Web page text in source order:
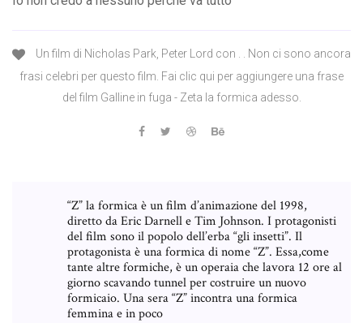
Un film di Nicholas Park, Peter Lord con . . Non ci sono ancora
frasi celebri per questo film. Fai clic qui per aggiungere una frase
del film Galline in fuga - Zeta la formica adesso.
“Z” la formica è un film d’animazione del 1998,
diretto da Eric Darnell e Tim Johnson. I protagonisti
del film sono il popolo dell’erba “gli insetti”. Il
protagonista è una formica di nome “Z”. Essa,come
tante altre formiche, è un operaia che lavora 12 ore al
giorno scavando tunnel per costruire un nuovo
formicaio. Una sera “Z” incontra una formica
femmina e in poco